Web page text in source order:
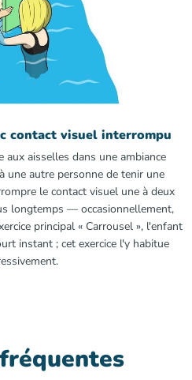
contact visuel interrompu
aisselles dans une ambiance
une autre personne de tenir une
le contact visuel une à deux
longtemps — occasionnellement,
principal « Carrousel », l'enfant
instant ; cet exercice l'y habitue